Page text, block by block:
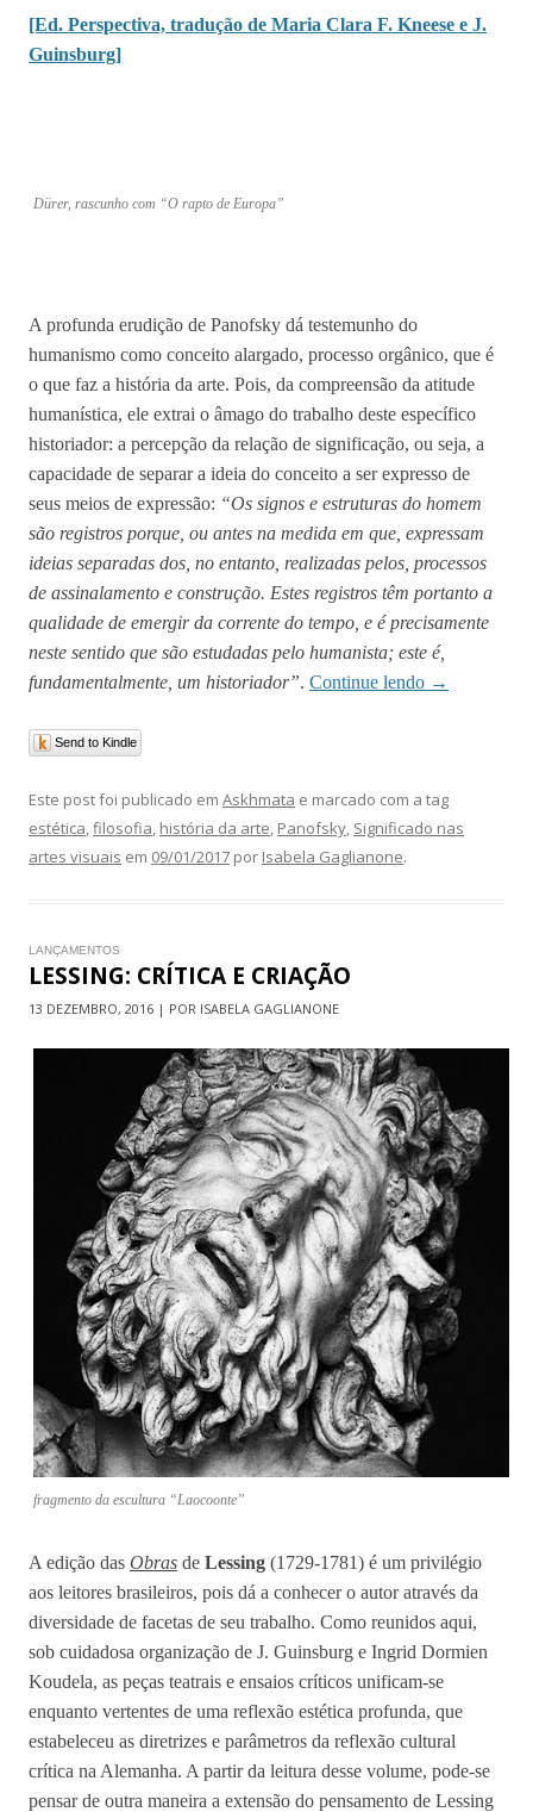
[Ed. Perspectiva, tradução de Maria Clara F. Kneese e J.
Guinsburg]
Dürer, rascunho com “O rapto de Europa”
A profunda erudição de Panofsky dá testemunho do
humanismo como conceito alargado, processo orgânico, que é
o que faz a história da arte. Pois, da compreensão da atitude
humanística, ele extrai o âmago do trabalho deste específico
historiador: a percepção da relação de significação, ou seja, a
capacidade de separar a ideia do conceito a ser expresso de
seus meios de expressão: “Os signos e estruturas do homem
são registros porque, ou antes na medida em que, expressam
ideias separadas dos, no entanto, realizadas pelos, processos
de assinalamento e construção. Estes registros têm portanto a
qualidade de emergir da corrente do tempo, e é precisamente
neste sentido que são estudadas pelo humanista; este é,
fundamentalmente, um historiador”. Continue lendo →
Send to Kindle
Este post foi publicado em Askhmata e marcado com a tag
estética,filosofia, história da arte, Panofsky, Significado nas
artes visuais em 09/01/2017 por Isabela Gaglianone.
LANÇAMENTOS
LESSING: CRÍTICA E CRIAÇÃO
13 DEZEMBRO, 2016 | POR ISABELA GAGLIANONE
fragmento da escultura “Laocoonte”
A edição das Obras de Lessing (1729-1781) é um privilégio
aos leitores brasileiros, pois dá a conhecer o autor através da
diversidade de facetas de seu trabalho. Como reunidos aqui,
sob cuidadosa organização de J. Guinsburg e Ingrid Dormien
Koudela, as peças teatrais e ensaios críticos unificam-se
enquanto vertentes de uma reflexão estética profunda, que
estabeleceu as diretrizes e parâmetros da reflexão cultural
crítica na Alemanha. A partir da leitura desse volume, pode-se
pensar de outra maneira a extensão do pensamento de Lessing